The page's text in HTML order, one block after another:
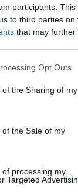
participants.
to third parties on
that may
Opt Outs
the Sharing of my
the Sale of my
processing my
Targeted
8 2 9 6 1
1 4 8 3 6
3 9 1 8 7
4 7 6 5 8
quebra-